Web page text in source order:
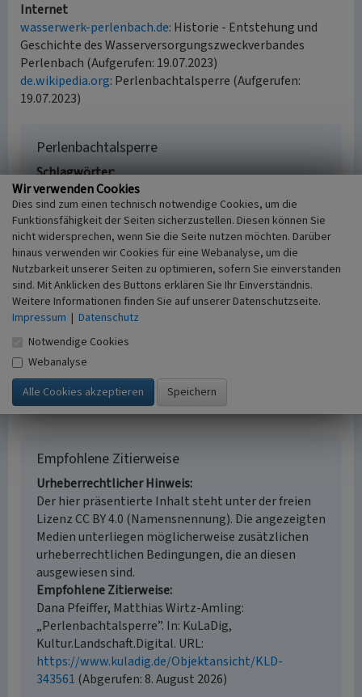
Internet
wasserwerk-perlenbach.de: Historie - Entstehung und
Geschichte des Wasserversorgungszweckverbandes
Perlenbach (Aufgerufen: 19.07.2023)
de.wikipedia.org: Perlenbachtalsperre (Aufgerufen:
19.07.2023)
Perlenbachtalsperre
Schlagwörter
Talsperre Staudamm
Ort
Monschau - Höfen
Fachsicht(en)
Kulturlandschaftspflege
Erfassungsmaßstab
i.d.R. 1:5.000 (größer als 1:20.000)
Erfassungsmethode
Literaturauswertung
Historischer Zeitraum
Beginn 1953 bis 1956
Empfohlene Zitierweise
Urheberrechtlicher Hinweis
Der hier präsentierte Inhalt steht unter der freien
Lizenz CC BY 4.0 (Namensnennung). Die angezeigten
Medien unterliegen möglicherweise zusätzlichen
urheberrechtlichen Bedingungen, die an diesen
ausgewiesen sind.
Empfohlene Zitierweise
Dana Pfeiffer, Matthias Wirtz-Amling:
„Perlenbachtalsperre”. In: KuLaDig,
Kultur.Landschaft.Digital. URL:
https://www.kuladig.de/Objektansicht/KLD-
343561 (Abgerufen: 8. August 2026)
Wir verwenden Cookies
Dies sind zum einen technisch notwendige Cookies, um die
Funktionsfähigkeit der Seiten sicherzustellen. Diesen können Sie
nicht widersprechen, wenn Sie die Seite nutzen möchten. Darüber
hinaus verwenden wir Cookies für eine Webanalyse, um die
Nutzbarkeit unserer Seiten zu optimieren, sofern Sie einverstanden
sind. Mit Anklicken des Buttons erklären Sie Ihr Einverständnis.
Weitere Informationen finden Sie auf unserer Datenschutzseite.
Impressum | Datenschutz
Notwendige Cookies
Webanalyse